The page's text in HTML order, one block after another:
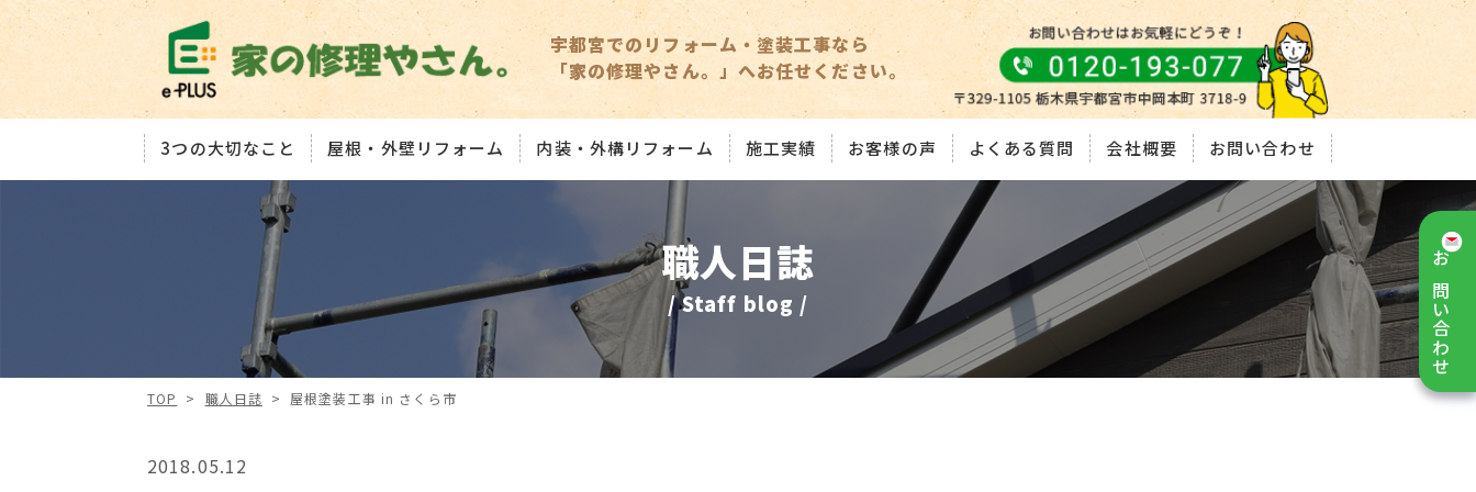
宇都宮でのリフォーム・塗装工事なら
「家の修理やさん。」へお任せください。
3つの大切なこと 屋根・外壁リフォーム 内装・外構リフォーム 施工実績 お客様の声 よくある質問 会社概要 お問い合わせ
お問い合わせ
職人日誌
/ Staff blog /
TOP > 職人日誌 > 屋根塗装工事 in さくら市
2018.05.12